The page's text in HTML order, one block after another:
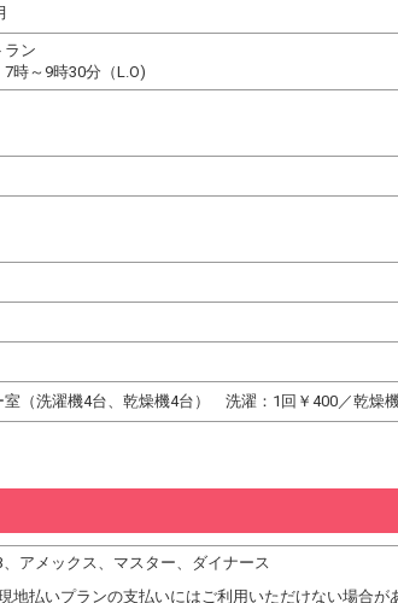
ラン
時～9時30分（L.O)
室（洗濯機4台、乾燥機4台） 洗濯：1回￥400／乾
、アメックス、マスター、ダイナース
地払いプランの支払いにはご利用いただけない場合が